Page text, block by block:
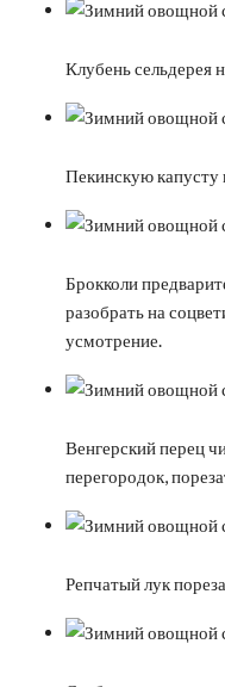
Клубень сельдерея
Пекинскую капусту
Брокколи
разобрать на
усмотрение.
Венгерский перец
перегородок,
Репчатый лук